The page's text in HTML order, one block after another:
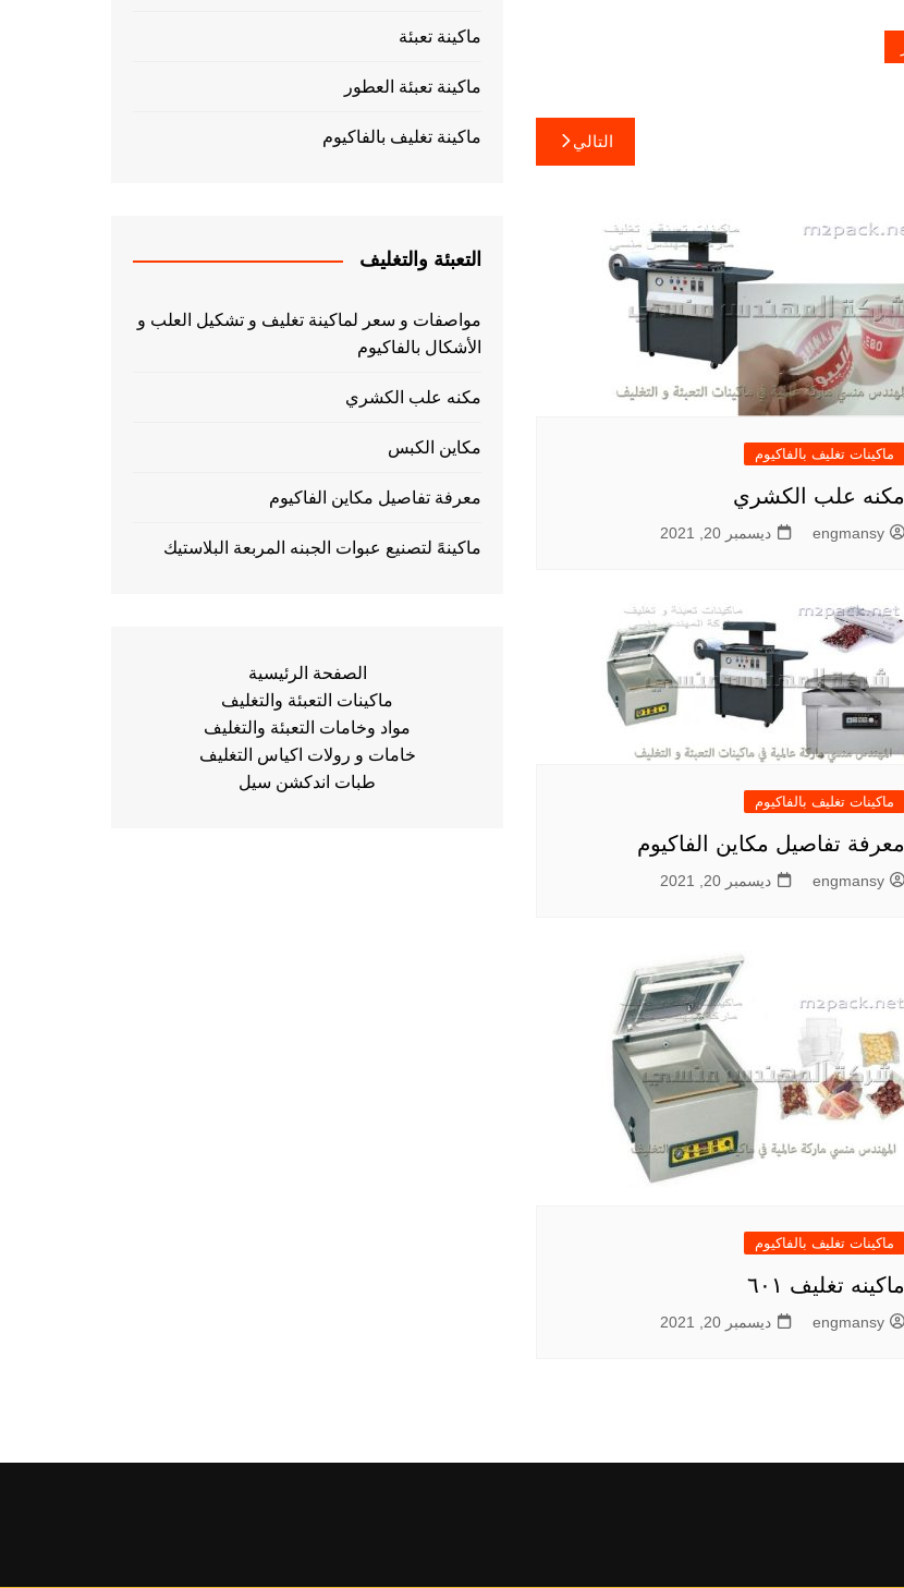
التالي
ماكينات تغليف بالفاكيوم
مكنه علب الكشري
engmansy ديسمبر 20, 2021
ماكينات تغليف بالفاكيوم
معرفة تفاصيل مكاين الفاكيوم
engmansy ديسمبر 20, 2021
ماكينات تغليف بالفاكيوم
ماكينه تغليف ٦٠١
engmansy ديسمبر 20, 2021
ماكينة تعبئة
ماكينة تعبئة العطور
ماكينة تغليف بالفاكيوم
التعبئة والتغليف
مواصفات و سعر لماكينة تغليف و تشكيل العلب و
الأشكال بالفاكيوم
مكنه علب الكشري
مكاين الكبس
معرفة تفاصيل مكاين الفاكيوم
ماكينهً لتصنيع عبوات الجبنه المربعة البلاستيك
الصفحة الرئيسية
ماكينات التعبئة والتغليف
مواد وخامات التعبئة والتغليف
خامات و رولات اكياس التغليف
طبات اندكشن سيل